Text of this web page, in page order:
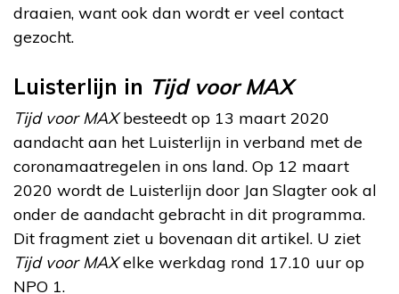
draaien, want ook dan wordt er veel contact
gezocht.
Luisterlijn in Tijd voor MAX
Tijd voor MAXbesteedt op 13 maart 2020
aandacht aan het Luisterlijn in verband met de
coronamaatregelen in ons land. Op 12 maart
2020 wordt de Luisterlijn door Jan Slagter ook al
onder de aandacht gebracht in dit programma.
Dit fragment ziet u bovenaan dit artikel. U ziet
Tijd voor MAXelke werkdag rond 17.10 uur op
NPO 1.